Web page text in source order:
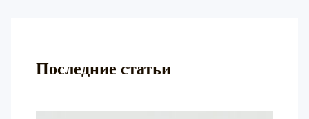
Последние статьи